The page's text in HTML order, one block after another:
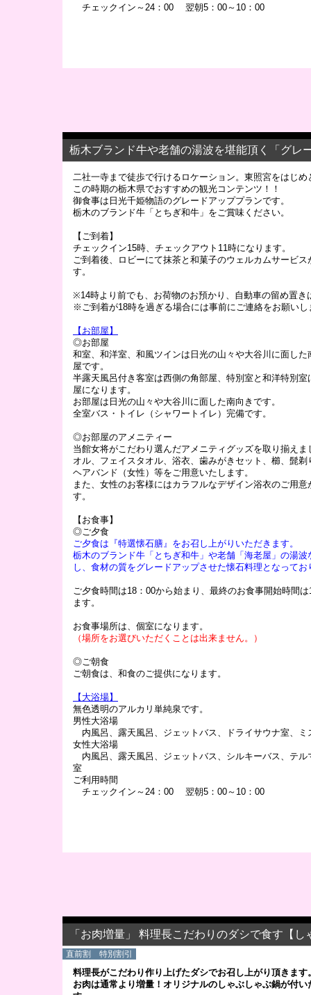
チェックイン～24：00 翌朝5：00～10：00
栃木ブランド牛や老舗の湯波を堪能頂く「グレ
二社一寺まで徒歩で行けるロケーション。東照宮をはじめ
この時期の栃木県でおすすめの観光コンテンツ！！
御食事は日光千姫物語のグレードアッププランです。
栃木のブランド牛「とちぎ和牛」をご賞味ください。
【ご到着】
チェックイン15時、チェックアウト11時になります。
ご到着後、ロビーにて抹茶と和菓子のウェルカムサービス
す。
※14時より前でも、お荷物のお預かり、自動車の留め置き
※ご到着が18時を過ぎる場合には事前にご連絡をお願いし
【お部屋】
◎お部屋
和室、和洋室、和風ツインは日光の山々や大谷川に面した
屋です。
半露天風呂付き客室は西側の角部屋、特別室と和洋特別室
屋になります。
お部屋は日光の山々や大谷川に面した南向きです。
全室バス・トイレ（シャワートイレ）完備です。
◎お部屋のアメニティー
当館女将がこだわり選んだアメニティグッズを取り揃えま
オル、フェイスタオル、浴衣、歯みがきセット、櫛、髭剃
ヘアバンド（女性）等をご用意いたします。
また、女性のお客様にはカラフルなデザイン浴衣のご用意
す。
【お食事】
◎ご夕食
ご夕食は『特選懐石膳』をお召し上がりいただきます。
栃木のブランド牛「とちぎ和牛」や老舗「海老屋」の湯波
し、食材の質をグレードアップさせた懐石料理となってお
ご夕食時間は18：00から始まり、最終のお食事開始時間
ます。
お食事場所は、個室になります。
（場所をお選びいただくことは出来ません。）
◎ご朝食
ご朝食は、和食のご提供になります。
【大浴場】
無色透明のアルカリ単純泉です。
男性大浴場
内風呂、露天風呂、ジェットバス、ドライサウナ室、ミ
女性大浴場
内風呂、露天風呂、ジェットバス、シルキーバス、テル
室
ご利用時間
チェックイン～24：00 翌朝5：00～10：00
「お肉増量」 料理長こだわりのダシで食す【
直前割 特別割引
料理長がこだわり作り上げたダシでお召し上がり頂きます
お肉は通常より増量！オリジナルのしゃぶしゃぶ鍋が付い